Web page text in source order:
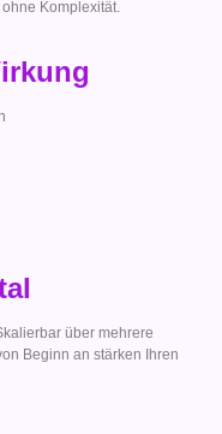
Komplexität.
über mehrere
Beginn an stärken Ihren